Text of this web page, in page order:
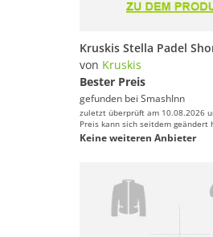
von Kruskis
Bester Preis
gefunden bei SmashInn
zuletzt überprüft am 10.08.2026
Preis kann sich seitdem geändert
Keine weiteren Anbieter